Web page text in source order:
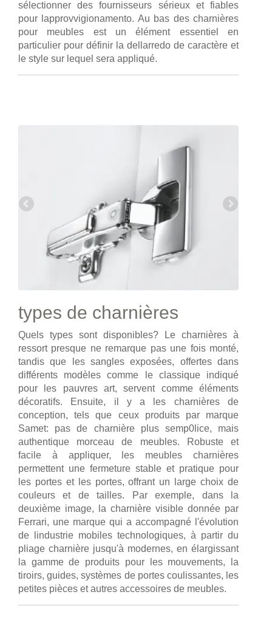
sélectionner des fournisseurs sérieux et fiables
pour lapprovvigionamento. Au bas des charnières
pour meubles est un élément essentiel en
particulier pour définir la dellarredo de caractère et
le style sur lequel sera appliqué.
types de charnières
Quels types sont disponibles? Le charnières à
ressort presque ne remarque pas une fois monté,
tandis que les sangles exposées, offertes dans
différents modèles comme le classique indiqué
pour les pauvres art, servent comme éléments
décoratifs. Ensuite, il y a les charnières de
conception, tels que ceux produits par marque
Samet: pas de charnière plus semp0lice, mais
authentique morceau de meubles. Robuste et
facile à appliquer, les meubles charnières
permettent une fermeture stable et pratique pour
les portes et les portes, offrant un large choix de
couleurs et de tailles. Par exemple, dans la
deuxième image, la charnière visible donnée par
Ferrari, une marque qui a accompagné l'évolution
de lindustrie mobiles technologiques, à partir du
pliage charnière jusqu'à modernes, en élargissant
la gamme de produits pour les mouvements, la
tiroirs, guides, systèmes de portes coulissantes, les
petites pièces et autres accessoires de meubles.